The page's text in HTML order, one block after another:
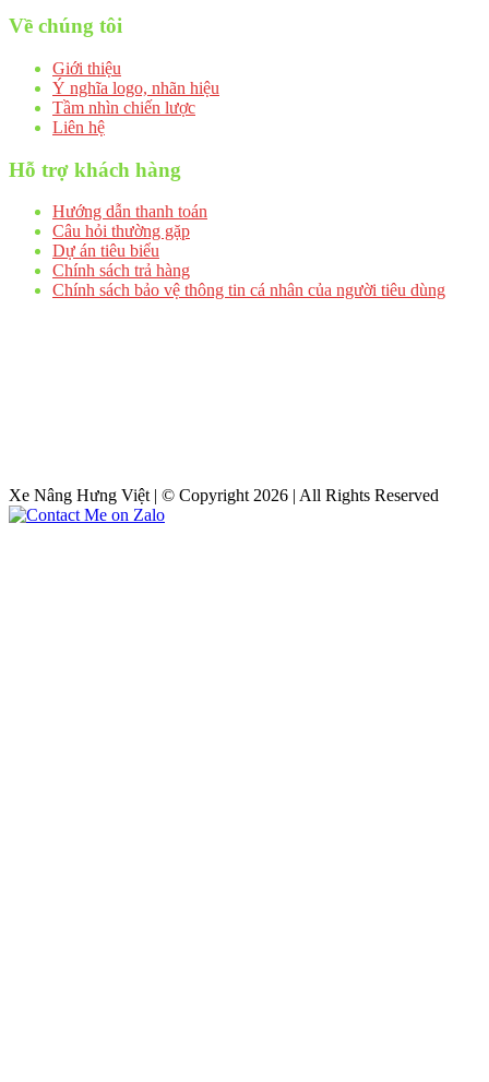
Về chúng tôi
Giới thiệu
Ý nghĩa logo, nhãn hiệu
Tầm nhìn chiến lược
Liên hệ
Hỗ trợ khách hàng
Hướng dẫn thanh toán
Câu hỏi thường gặp
Dự án tiêu biểu
Chính sách trả hàng
Chính sách bảo vệ thông tin cá nhân của người tiêu dùng
Xe Nâng Hưng Việt | © Copyright 2026 | All Rights Reserved